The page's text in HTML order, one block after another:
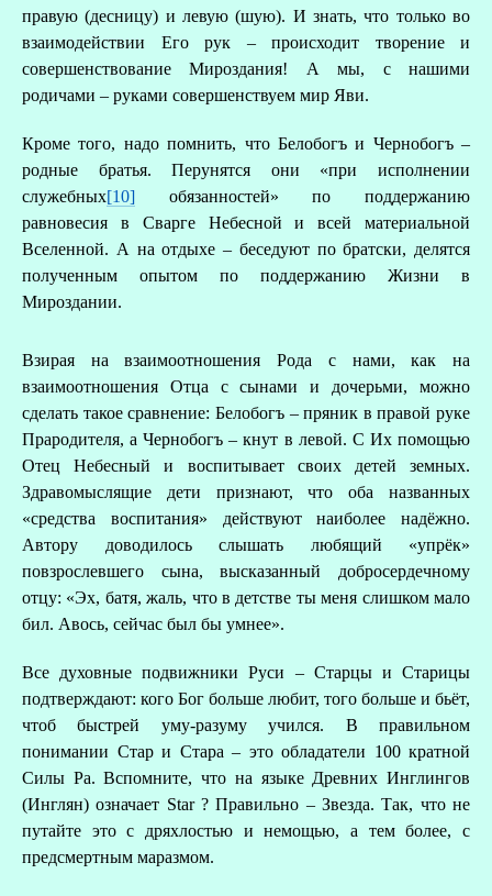
правую (десницу) и левую (шую). И знать, что только во
взаимодействии Его рук – происходит творение и
совершенствование Мироздания! А мы, с нашими
родичами – руками совершенствуем мир Яви.
Кроме того, надо помнить, что Белобогъ и Чернобогъ –
родные братья. Перунятся они «при исполнении
служебных[10] обязанностей» по поддержанию
равновесия в Сварге Небесной и всей материальной
Вселенной. А на отдыхе – беседуют по братски, делятся
полученным опытом по поддержанию Жизни в
Мироздании.
Взирая на взаимоотношения Рода с нами, как на
взаимоотношения Отца с сынами и дочерьми, можно
сделать такое сравнение: Белобогъ – пряник в правой руке
Прародителя, а Чернобогъ – кнут в левой. С Их помощью
Отец Небесный и воспитывает своих детей земных.
Здравомыслящие дети признают, что оба названных
«средства воспитания» действуют наиболее надёжно.
Автору доводилось слышать любящий «упрёк»
повзрослевшего сына, высказанный добросердечному
отцу: «Эх, батя, жаль, что в детстве ты меня слишком мало
бил. Авось, сейчас был бы умнее».
Все духовные подвижники Руси – Старцы и Старицы
подтверждают: кого Бог больше любит, того больше и бьёт,
чтоб быстрей уму-разуму учился. В правильном
понимании Стар и Стара – это обладатели 100 кратной
Силы Ра. Вспомните, что на языке Древних Инглингов
(Инглян) означает Star ? Правильно – Звезда. Так, что не
путайте это с дряхлостью и немощью, а тем более, с
предсмертным маразмом.